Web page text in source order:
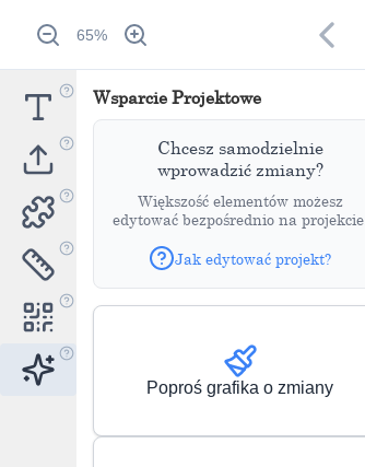
65%
Wsparcie Projektowe
Chcesz samodzielnie
wprowadzić zmiany?
Większość elementów możesz
edytować bezpośrednio na projekcie.
Jak edytować projekt?
Poproś grafika o zmiany